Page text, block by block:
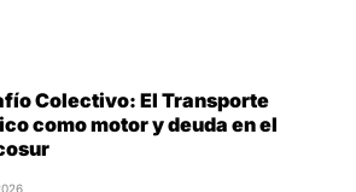
Colectivo: El Transporte
como motor y deuda en el